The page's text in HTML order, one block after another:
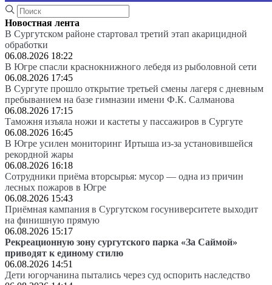
Новостная лента
В Сургутском районе стартовал третий этап акарицидной
обработки
06.08.2026 18:22
В Югре спасли краснокнижного лебедя из рыболовной сети
06.08.2026 17:45
В Сургуте прошло открытие третьей смены лагеря с дневным
пребыванием на базе гимназии имени Ф.К. Салманова
06.08.2026 17:15
Таможня изъяла ножи и кастеты у пассажиров в Сургуте
06.08.2026 16:45
В Югре усилен мониторинг Иртыша из-за установившейся
рекордной жары
06.08.2026 16:18
Сотрудники приёма вторсырья: мусор — одна из причин
лесных пожаров в Югре
06.08.2026 15:43
Приёмная кампания в Сургутском госуниверситете выходит
на финишную прямую
06.08.2026 15:17
Рекреационную зону сургутского парка «За Саймой»
приводят к единому стилю
06.08.2026 14:51
Дети югорчанина пытались через суд оспорить наследство